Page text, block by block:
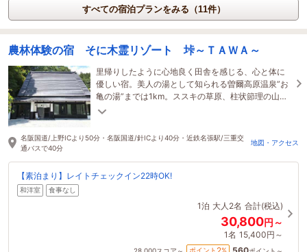
すべての宿泊プランをみる（11件）
農林体験の宿 そに木霊リゾート 垰～ＴＡＷＡ～
里帰りしたように心地良く田舎を感じる、心と体に
優しい宿。美人の湯として知られる曽爾高原温泉”お
亀の湯”までは1km。ススキの草原、柱状節理の山
肌、星空が美しく、自然を体感することができま
名阪国道/上野ICより50分・名阪国道/針ICより40分・近鉄名張駅/三重交
通バスで40分
地図・アクセス
【素泊まり】レイトチェックイン22時OK!
和洋室 食事なし
1泊 大人2名 合計(税込)
30,800円～
1名 15,400円～
ポイント %